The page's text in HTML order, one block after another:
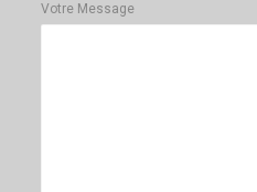
Votre Message